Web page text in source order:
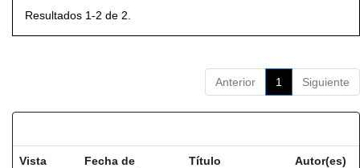
Resultados 1-2 de 2.
Anterior 1 Siguiente
Vista
Fecha de
Título Autor(es)